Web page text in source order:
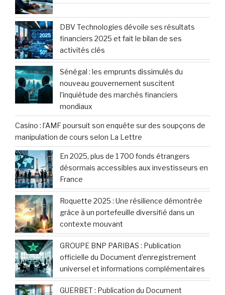
DBV Technologies dévoile ses résultats
financiers 2025 et fait le bilan de ses
activités clés
Sénégal : les emprunts dissimulés du
nouveau gouvernement suscitent
l’inquiétude des marchés financiers
mondiaux
Casino : l’AMF poursuit son enquête sur des soupçons de
manipulation de cours selon La Lettre
En 2025, plus de 1 700 fonds étrangers
désormais accessibles aux investisseurs en
France
Roquette 2025 : Une résilience démontrée
grâce à un portefeuille diversifié dans un
contexte mouvant
GROUPE BNP PARIBAS : Publication
officielle du Document d’enregistrement
universel et informations complémentaires
GUERBET : Publication du Document